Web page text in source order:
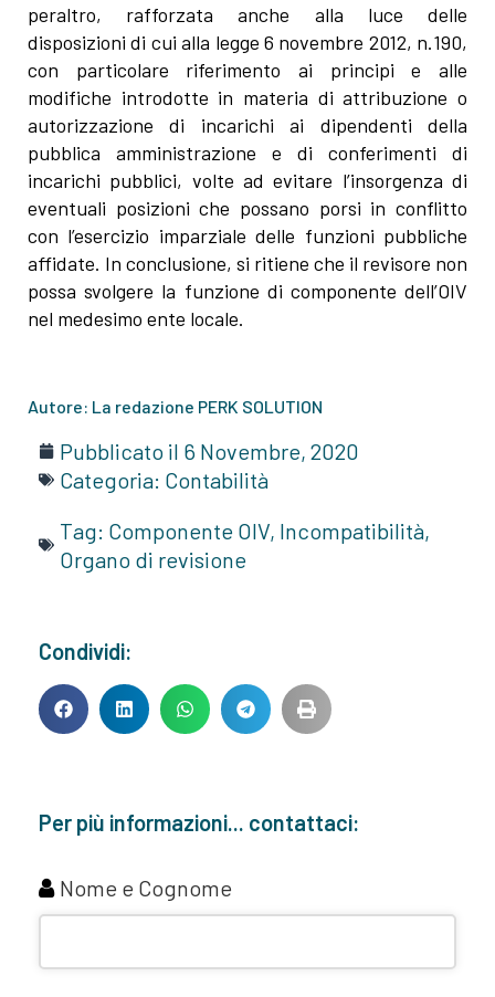
peraltro, rafforzata anche alla luce delle
disposizioni di cui alla legge 6 novembre 2012, n.190,
con particolare riferimento ai principi e alle
modifiche introdotte in materia di attribuzione o
autorizzazione di incarichi ai dipendenti della
pubblica amministrazione e di conferimenti di
incarichi pubblici, volte ad evitare l’insorgenza di
eventuali posizioni che possano porsi in conflitto
con l’esercizio imparziale delle funzioni pubbliche
affidate. In conclusione, si ritiene che il revisore non
possa svolgere la funzione di componente dell’OIV
nel medesimo ente locale.
Autore: La redazione PERK SOLUTION
Pubblicato il 6 Novembre, 2020
Categoria: Contabilità
Tag: Componente OIV, Incompatibilità,
Organo di revisione
Condividi:
Per più informazioni... contattaci:
Nome e Cognome